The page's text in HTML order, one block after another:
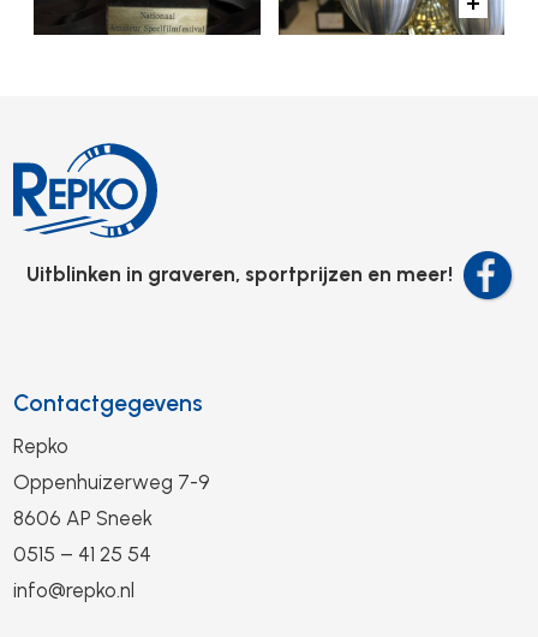
Uitblinken in graveren, sportprijzen en meer!
Contactgegevens
Repko
Oppenhuizerweg 7-9
8606 AP Sneek
0515 – 41 25 54
info@repko.nl